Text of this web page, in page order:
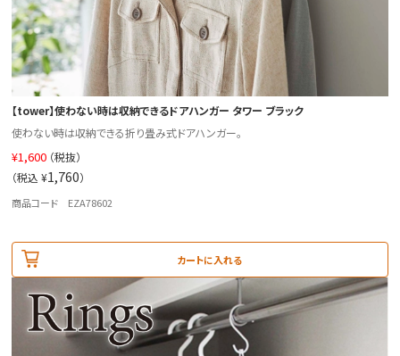
【tower】使わない時は収納できるドアハンガー タワー ブラック
使わない時は収納できる折り畳み式ドアハンガー。
¥1,600 （税抜）
（税込 ¥1,760）
商品コード EZA78602
カートに入れる